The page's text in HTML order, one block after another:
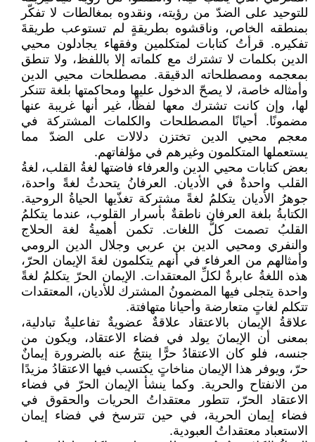
للتوحيد على الضدّ من رؤيته، ونقدوه بمغالطات لا تفكّر
بمنطقه الخاص، وناقشوه بطريقةٍ لم تستوعب طريقةَ
تفكيره. قرأتُ كتابات لمتكلمين وفقهاء يجادلون محيي
الدين بكلمات لا تشترك مع كلماته إلا باللفظ، ولا تنطق
بمعجمه ومصطلحاته الدقيقة. مصطلحات محيي الدين
وأمثاله خاصة، لا يصحّ الدخول عليها ومحاكمتها بلغة تتنكر
لها، وإن كانت تشترك معها لفظًا، غير أنها غريبة عنها
مضمونًا. أحيانًا المصطلحات والكلمات المشتركة في
معجم محيي الدين تختزن دلالات على الضدّ مما
يستعملها المتكلمون وغيرهم في مؤلفاتهم.
بعض كتابات محيي الدين والعرفاء فاضتها لغةُ القلب، لغةُ
القلب واحدةٌ في الأديان. العرفانُ يتحدثُ لغةً واحدة،
جوهرُ الأديان يتكلمُ لغةً مشتركة تغذّيها الحياةُ الروحية.
الكتابةُ بلغة العرفان ناطقةٌ بأسرار القلوب، عندما يتكلمُ
القلبُ تصمت كلُّ اللغات. تكمن أهميةُ لغة الحلاج
والنفري ومحيي الدين بن عربي وجلال الدين الرومي
وأمثالهم من العرفاء في أنهم يتكلمون لغةَ الإيمان الحرّ،
هذه اللغةُ عابرةٌ لكلِّ المعتقدات. الإيمان الحرّ يتكلمُ لغةً
واحدة يتجلى فيها المضمونُ المشترك للأديان، المعتقدات
تتكلم لغاتٍ متعارضة وأحيانا متهافتة.
علاقةُ الإيمان بالاعتقاد علاقةٌ عضويةٌ تفاعليةٌ تبادلية،
بمعنى أن الإيمانَ يولد في فضاء الاعتقاد، ويكون من
جنسه، فلو كان الاعتقادُ حرًّا ينتجُ عنه بالضرورة إيمانٌ
حرّ، ويوفر هذا الإيمان مناخاتٍ يكتسب فيها الاعتقادُ مزيدًا
من الانفتاح والحرية. وكما ينشأ الإيمان الحرّ في فضاء
الاعتقاد الحرّ، تتطور معتقداتُ الحريات والحقوق في
فضاء إيمان الحرية، في حين تترسخ في فضاء إيمان
الاستعباد معتقداتُ العبودية.